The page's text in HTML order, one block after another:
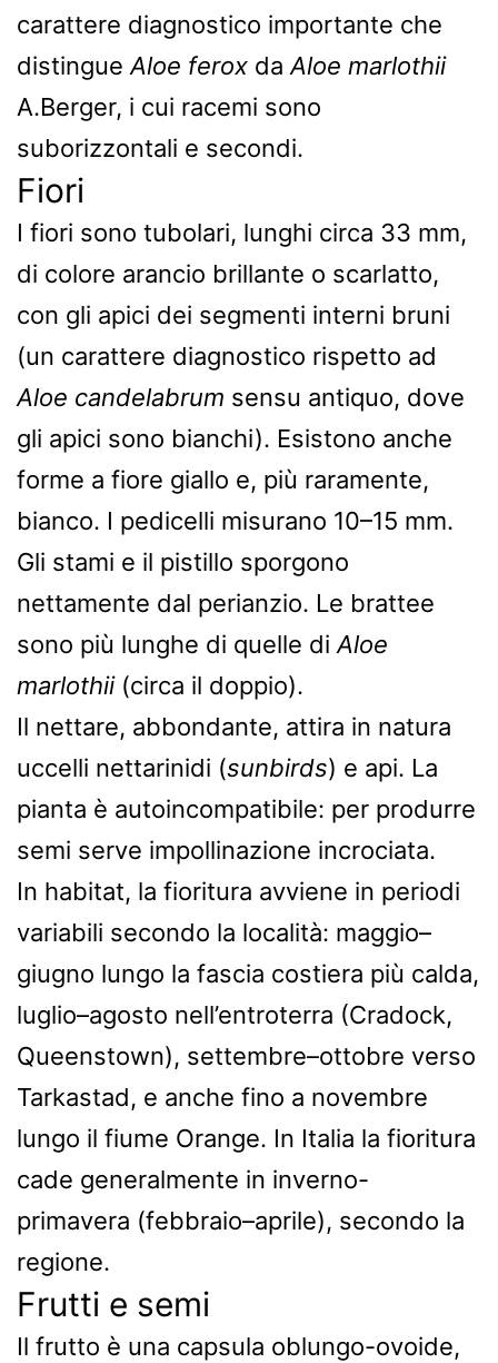
carattere diagnostico importante che
distingue Aloe ferox da Aloe marlothii
A.Berger, i cui racemi sono
suborizzontali e secondi.
Fiori
I fiori sono tubolari, lunghi circa 33 mm,
di colore arancio brillante o scarlatto,
con gli apici dei segmenti interni bruni
(un carattere diagnostico rispetto ad
Aloe candelabrum sensu antiquo, dove
gli apici sono bianchi). Esistono anche
forme a fiore giallo e, più raramente,
bianco. I pedicelli misurano 10–15 mm.
Gli stami e il pistillo sporgono
nettamente dal perianzio. Le brattee
sono più lunghe di quelle di Aloe
marlothii(circa il doppio).
Il nettare, abbondante, attira in natura
uccelli nettarinidi (sunbirds) e api. La
pianta è autoincompatibile: per produrre
semi serve impollinazione incrociata.
In habitat, la fioritura avviene in periodi
variabili secondo la località: maggio–
giugno lungo la fascia costiera più calda,
luglio–agosto nell’entroterra (Cradock,
Queenstown), settembre–ottobre verso
Tarkastad, e anche fino a novembre
lungo il fiume Orange. In Italia la fioritura
cade generalmente in inverno-
primavera (febbraio–aprile), secondo la
regione.
Frutti e semi
Il frutto è una capsula oblungo-ovoide,